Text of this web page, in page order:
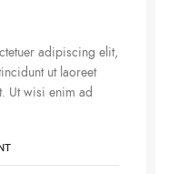
adipiscing elit,
ut laoreet
Ut wisi enim ad